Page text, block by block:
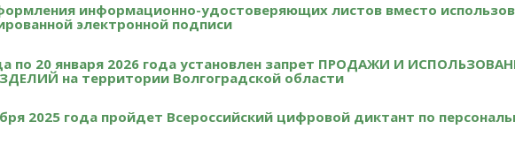
информационно-удостоверяющих листов вместо
электронной подписи
по 20 января 2026 года установлен запрет ПРОДАЖИ И
на территории Волгоградской области
2025 года пройдет Всероссийский цифровой диктант по